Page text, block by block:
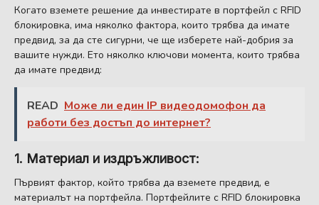
Когато вземете решение да инвестирате в портфейл с RFID
блокировка, има няколко фактора, които трябва да имате
предвид, за да сте сигурни, че ще изберете най-добрия за
вашите нужди. Ето няколко ключови момента, които трябва
да имате предвид:
READ Може ли един IP видеодомофон да
работи без достъп до интернет?
1. Материал и издръжливост:
Първият фактор, който трябва да вземете предвид, е
материалът на портфейла. Портфейлите с RFID блокировка